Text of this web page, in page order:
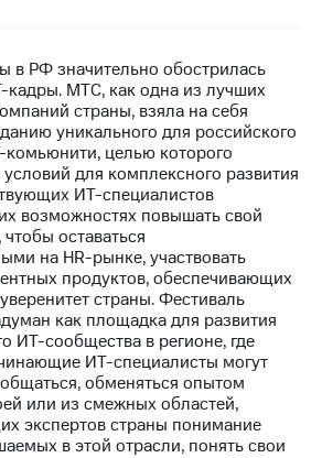
в РФ значительно обострилась
кадры. МТС, как одна из лучших
страны, взяла на себя
уникального для российского
целью которого
для комплексного развития
ИТ-специалистов
возможностях повышать свой
оставаться
на HR-рынке, участвовать
продуктов, обеспечивающих
страны. Фестиваль
как площадка для развития
ИТ-сообщества в регионе, где
ИТ-специалисты могут
обменяться опытом
или из смежных областей,
экспертов страны понимание
в этой отрасли, понять свои